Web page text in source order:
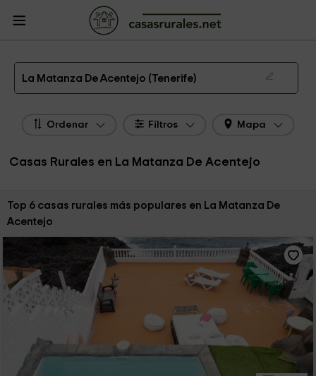
Casas Rurales
Tenerife
Casas Rurales La Matanza De Acentejo
Las 6 mejores casas rurales en La Matanza De Acentejo de 2026
La Matanza De Acentejo (Tenerife)
Ordenar Filtros Mapa
Casas Rurales en La Matanza De Acentejo
Ordenar por:
Top 6 casas rurales más populares en La Matanza De
Acentejo